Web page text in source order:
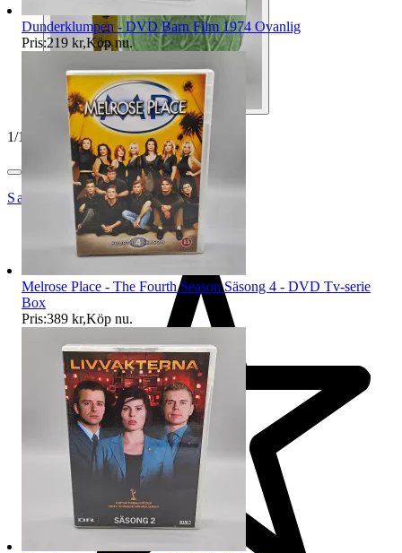
1/10
SakLetarHyllan
Dunderklumpen - DVD Barn Film 1974 Ovanlig
Pris:219 kr,Köp nu.
Melrose Place - The Fourth Season Säsong 4 - DVD Tv-serie
Box
Pris:389 kr,Köp nu.